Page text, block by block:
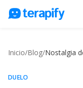
Opiniones
Inicio/Blog/
DUELO